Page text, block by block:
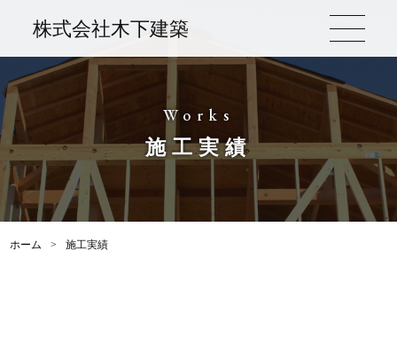
株式会社木下建築
Works
施工実績
ホーム > 施工実績